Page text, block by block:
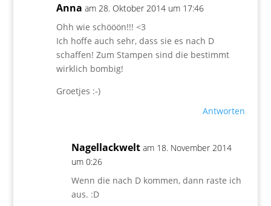
Anna am 28. Oktober 2014 um 17:46
Ohh wie schööön!!! <3
Ich hoffe auch sehr, dass sie es nach D
schaffen! Zum Stampen sind die bestimmt
wirklich bombig!
Groetjes :-)
Antworten
Nagellackwelt am 18. November 2014
um 0:26
Wenn die nach D kommen, dann raste ich
aus. :D